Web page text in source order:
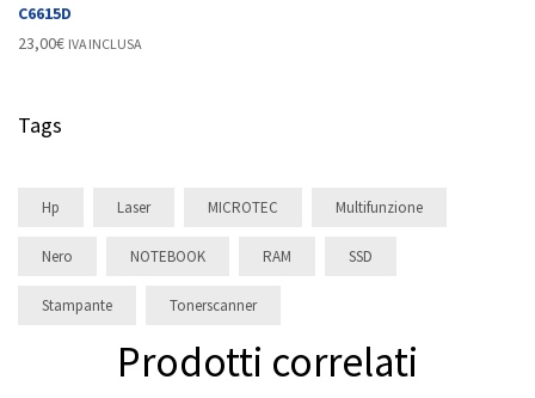
C6615D
23,00€ IVA INCLUSA
Tags
Hp Laser MICROTEC Multifunzione
Nero NOTEBOOK RAM SSD
Stampante Tonerscanner
Prodotti correlati